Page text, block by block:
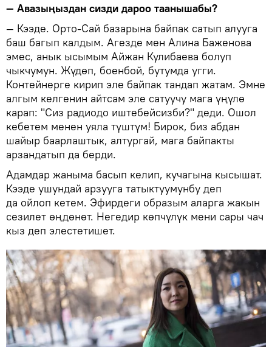
— Авазыңыздан сизди дароо таанышабы?
— Кээде. Орто-Сай базарына байпак сатып алууга
баш багып калдым. Агезде мен Алина Баженова
эмес, анык ысымым Айжан Кулибаева болуп
чыкчумун. Жүдөп, боенбой, бутумда угги.
Контейнерге кирип эле байпак тандап жатам. Эмне
алгым келгенин айтсам эле сатуучу мага үңүлө
карап: "Сиз радиодо иштебейсизби?" деди. Ошол
кебетем менен уяла түштүм! Бирок, биз абдан
шайыр баарлаштык, алтургай, мага байпакты
арзандатып да берди.
Адамдар жаныма басып келип, кучагына кысышат.
Кээде ушундай арзууга татыктуумунбу деп
да ойлоп кетем. Эфирдеги образым аларга жакын
сезилет өңдөнөт. Негедир көпчүлүк мени сары чач
кыз деп элестетишет.